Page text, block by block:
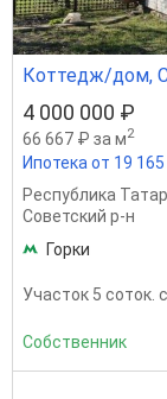
Коттедж/дом,
4 000 000 ₽
66 667 ₽ за м2
Ипотека от 19
Республика
Советский р-н
Горки
Участок 5
Собственник